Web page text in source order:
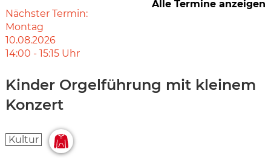
Nächster Termin:
Montag
10.08.2026
14:00 - 15:15 Uhr
Alle Termine anzeigen
Kinder Orgelführung mit kleinem
Konzert
Kultur